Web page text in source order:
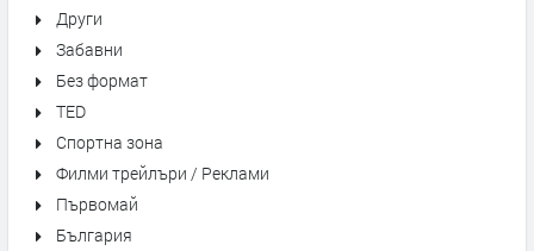
Други
Забавни
Без формат
TED
Спортна зона
Филми трейлъри / Реклами
Първомай
България